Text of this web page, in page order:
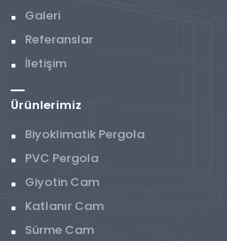
Galeri
Referanslar
İletişim
Ürünlerimiz
Biyoklimatik Pergola
PVC Pergola
Giyotin Cam
Katlanır Cam
Sürme Cam